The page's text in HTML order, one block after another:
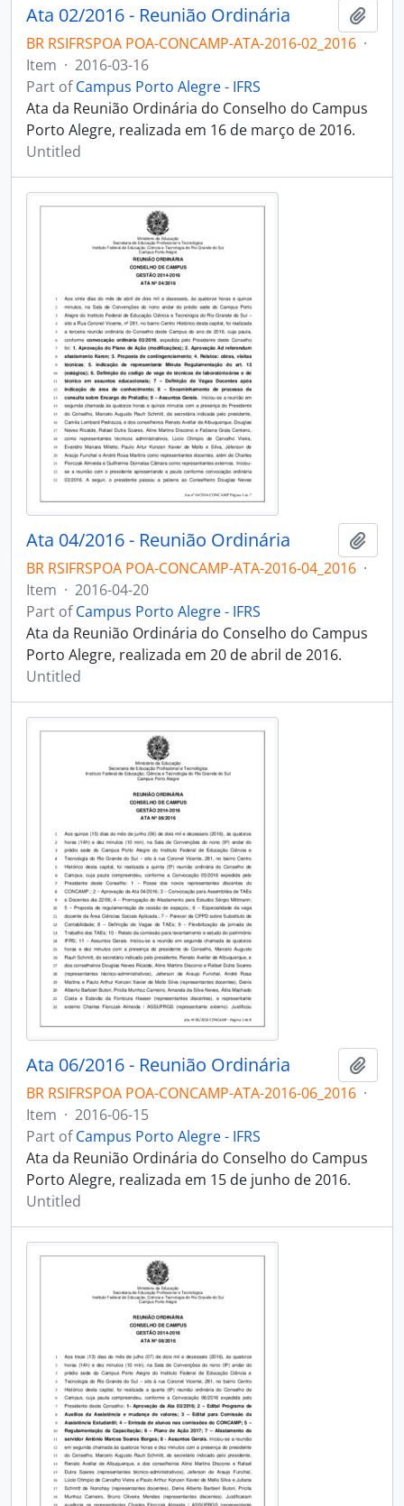
Ata 02/2016 - Reunião Ordinária
BR RSIFRSPOA POA-CONCAMP-ATA-2016-02_2016 ·
Item · 2016-03-16
Part ofCampus Porto Alegre - IFRS
Ata da Reunião Ordinária do Conselho do Campus
Porto Alegre, realizada em 16 de março de 2016.
Untitled
Ata 04/2016 - Reunião Ordinária
BR RSIFRSPOA POA-CONCAMP-ATA-2016-04_2016 ·
Item · 2016-04-20
Part ofCampus Porto Alegre - IFRS
Ata da Reunião Ordinária do Conselho do Campus
Porto Alegre, realizada em 20 de abril de 2016.
Untitled
Ata 06/2016 - Reunião Ordinária
BR RSIFRSPOA POA-CONCAMP-ATA-2016-06_2016 ·
Item · 2016-06-15
Part ofCampus Porto Alegre - IFRS
Ata da Reunião Ordinária do Conselho do Campus
Porto Alegre, realizada em 15 de junho de 2016.
Untitled